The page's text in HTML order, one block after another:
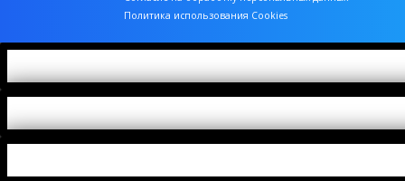
Политика использования Cookies